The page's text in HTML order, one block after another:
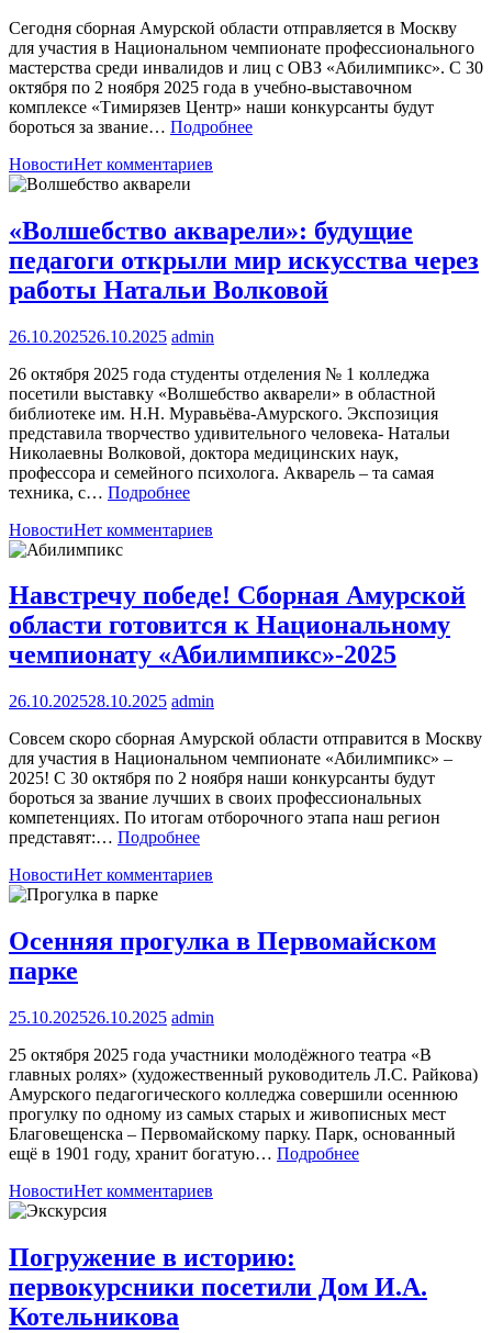
Сегодня сборная Амурской области отправляется в Москву
для участия в Национальном чемпионате профессионального
мастерства среди инвалидов и лиц с ОВЗ «Абилимпикс». С 30
октября по 2 ноября 2025 года в учебно-выставочном
комплексе «Тимирязев Центр» наши конкурсанты будут
бороться за звание… Подробнее
НовостиНет комментариев
«Волшебство акварели»: будущие
педагоги открыли мир искусства через
работы Натальи Волковой
26.10.202526.10.2025 admin
26 октября 2025 года студенты отделения № 1 колледжа
посетили выставку «Волшебство акварели» в областной
библиотеке им. Н.Н. Муравьёва-Амурского. Экспозиция
представила творчество удивительного человека- Натальи
Николаевны Волковой, доктора медицинских наук,
профессора и семейного психолога. Акварель – та самая
техника, с… Подробнее
НовостиНет комментариев
Навстречу победе! Сборная Амурской
области готовится к Национальному
чемпионату «Абилимпикс»-2025
26.10.202528.10.2025 admin
Совсем скоро сборная Амурской области отправится в Москву
для участия в Национальном чемпионате «Абилимпикс» –
2025! С 30 октября по 2 ноября наши конкурсанты будут
бороться за звание лучших в своих профессиональных
компетенциях. По итогам отборочного этапа наш регион
представят:… Подробнее
НовостиНет комментариев
Осенняя прогулка в Первомайском
парке
25.10.202526.10.2025 admin
25 октября 2025 года участники молодёжного театра «В
главных ролях» (художественный руководитель Л.С. Райкова)
Амурского педагогического колледжа совершили осеннюю
прогулку по одному из самых старых и живописных мест
Благовещенска – Первомайскому парку. Парк, основанный
ещё в 1901 году, хранит богатую… Подробнее
НовостиНет комментариев
Погружение в историю:
первокурсники посетили Дом И.А.
Котельникова